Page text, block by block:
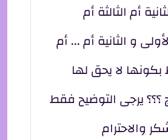
أم الثالثة أم
و الثانية أم ... أم
لا يحق لها
؟؟؟ يرجى التوضيح فقط
والاحترام